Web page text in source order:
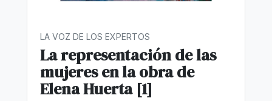
LA VOZ DE LOS EXPERTOS
La representación de las
mujeres en la obra de
Elena Huerta [1]